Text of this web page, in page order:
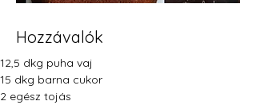
Hozzávalók
12,5 dkg puha vaj
15 dkg barna cukor
2 egész tojás